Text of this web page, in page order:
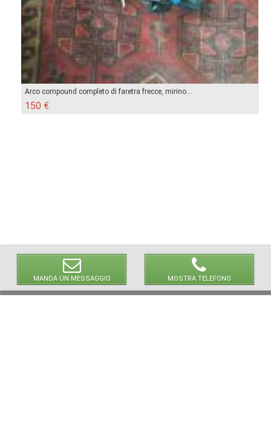
MANDA UN MESSAGGIO MOSTRA TELEFONO
Arco compound completo di faretra frecce, mirino...
150 €